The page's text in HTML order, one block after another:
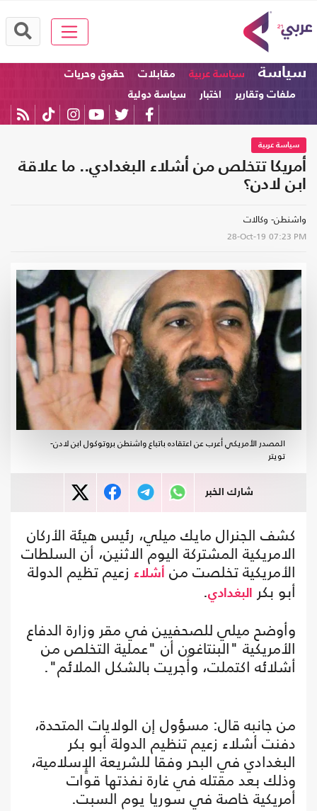
سياسة سياسة عربية مقابلات
حقوق وحريات
ملفات وتقارير
اختبار سياسة دولية
سياسة عربية
أمريكا تتخلص من أشلاء البغدادي.. ما علاقة
ابن لادن؟
واشنطن- وكالات
28-Oct-19 07:23 PM
المصدر الأمريكي أعرب عن اعتقاده باتباع واشنطن بروتوكول ابن لادن-
تويتر
شارك الخبر
كشف الجنرال مايك ميلي، رئيس هيئة الأركان
الامريكية المشتركة اليوم الاثنين، أن السلطات
الأمريكية تخلصت من أشلاء زعيم تظيم الدولة
أبو بكر
البغدادي.
وأوضح ميلي للصحفيين في مقر وزارة الدفاع
الأمريكية "البنتاغون أن "عملية التخلص من
أشلائه اكتملت، وأُجريت بالشكل الملائم".
من جانبه قال: مسؤول إن الولايات المتحدة،
دفنت أشلاء زعيم تنظيم الدولة أبو بكر
البغدادي في البحر وفقا للشريعة الإٍسلامية،
وذلك بعد مقتله في غارة نفذتها قوات
أمريكية خاصة في سوريا يوم السبت.